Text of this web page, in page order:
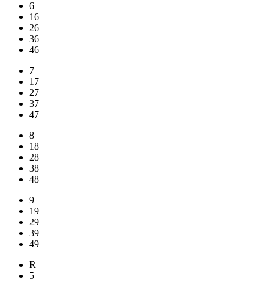
6
16
26
36
46
7
17
27
37
47
8
18
28
38
48
9
19
29
39
49
R
5